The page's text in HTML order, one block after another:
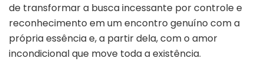
de transformar a busca incessante por controle e
reconhecimento em um encontro genuíno com a
própria essência e, a partir dela, com o amor
incondicional que move toda a existência.